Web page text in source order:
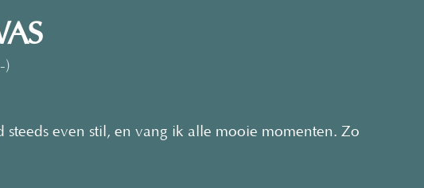
)
even stil, en vang ik alle mooie momenten. Zo